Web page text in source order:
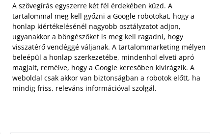
A szövegírás egyszerre két fél érdekében küzd. A
tartalommal meg kell győzni a Google robotokat, hogy a
honlap kiértékelésénél nagyobb osztályzatot adjon,
ugyanakkor a böngészőket is meg kell ragadni, hogy
visszatérő vendéggé váljanak. A tartalommarketing mélyen
beleépül a honlap szerkezetébe, mindenhol elveti apró
magjait, remélve, hogy a Google keresőben kivirágzik. A
weboldal csak akkor van biztonságban a robotok előtt, ha
mindig friss, releváns információval szolgál.